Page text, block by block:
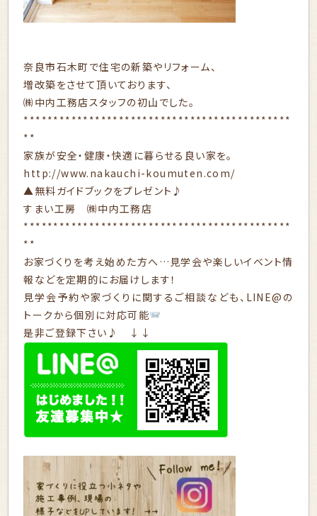
奈良市石木町で住宅の新築やリフォーム、
増改築をさせて頂いております、
㈱中内工務店スタッフの初山でした。
*********************************************
**
家族が安全・健康・快適に暮らせる良い家を。
http://www.nakauchi-koumuten.com/
▲無料ガイドブックをプレゼント♪
すまい工房 ㈱中内工務店
*********************************************
**
お家づくりを考え始めた方へ…見学会や楽しいイベント情
報などを定期的にお届けします！
見学会予約や家づくりに関するご相談なども、LINE@の
トークから個別に対応可能
是非ご登録下さい♪ ↓↓